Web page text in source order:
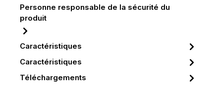
Personne responsable de la sécurité du
produit
Caractéristiques
Caractéristiques
Téléchargements